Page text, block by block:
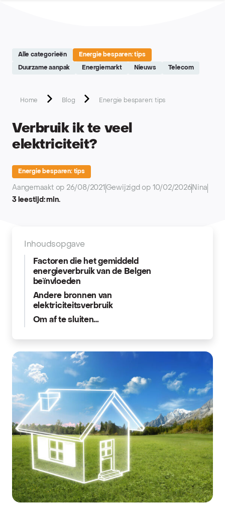
Alle categorieën Energie besparen: tips
Duurzame aanpak Energiemarkt Nieuws Telecom
Home Blog Energie besparen: tips
Verbruik ik te veel
elektriciteit?
Energie besparen: tips
Aangemaakt op 26/08/2021 Gewijzigd op 10/02/2026 Nina
3 leestijd: min.
Inhoudsopgave
Factoren die het gemiddeld
energieverbruik van de Belgen
beïnvloeden
Andere bronnen van
elektriciteitsverbruik
Om af te sluiten…